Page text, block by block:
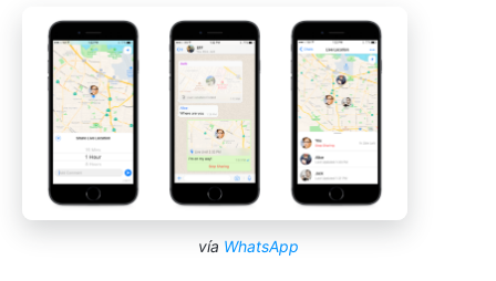
vía WhatsApp